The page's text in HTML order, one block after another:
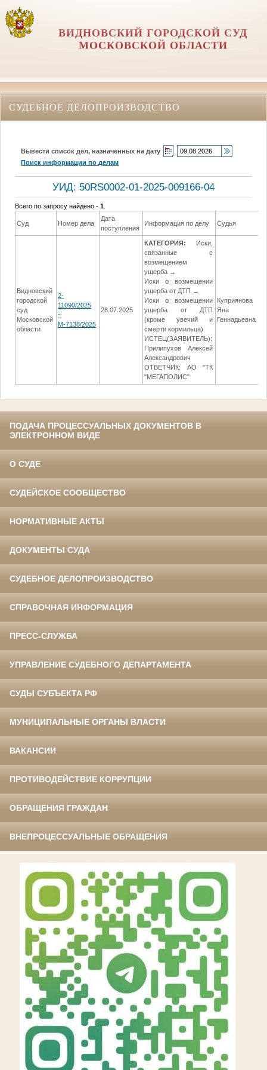
ВИДНОВСКИЙ ГОРОДСКОЙ СУД
МОСКОВСКОЙ ОБЛАСТИ
СУДЕБНОЕ ДЕЛОПРОИЗВОДСТВО
Вывести список дел, назначенных на дату
Поиск информации по делам
УИД: 50RS0002-01-2025-009166-04
Всего по запросу найдено -1
Суд Номер дела
Дата
поступления
Информация по делу Судья
Видновский
городской
суд
Московской
области
2-
11090/2025
~
М-7138/2025
28.07.2025
КАТЕГОРИЯ:
Иски,
связанные с
возмещением
ущерба →
Иски о возмещении
ущерба от ДТП →
Иски о возмещении
ущерба от ДТП
(кроме увечий и
смерти кормильца)
ИСТЕЦ(ЗАЯВИТЕЛЬ):
Прилипухов Алексей
Александрович
ОТВЕТЧИК: АО "ТК
"МЕГАПОЛИС"
Куприянова
Яна
Геннадьевна
ПОДАЧА ПРОЦЕССУАЛЬНЫХ ДОКУМЕНТОВ В
ЭЛЕКТРОННОМ ВИДЕ
О СУДЕ
СУДЕЙСКОЕ СООБЩЕСТВО
НОРМАТИВНЫЕ АКТЫ
ДОКУМЕНТЫ СУДА
СУДЕБНОЕ ДЕЛОПРОИЗВОДСТВО
СПРАВОЧНАЯ ИНФОРМАЦИЯ
ПРЕСС-СЛУЖБА
УПРАВЛЕНИЕ СУДЕБНОГО ДЕПАРТАМЕНТА
СУДЫ СУБЪЕКТА РФ
МУНИЦИПАЛЬНЫЕ ОРГАНЫ ВЛАСТИ
ВАКАНСИИ
ПРОТИВОДЕЙСТВИЕ КОРРУПЦИИ
ОБРАЩЕНИЯ ГРАЖДАН
ВНЕПРОЦЕССУАЛЬНЫЕ ОБРАЩЕНИЯ